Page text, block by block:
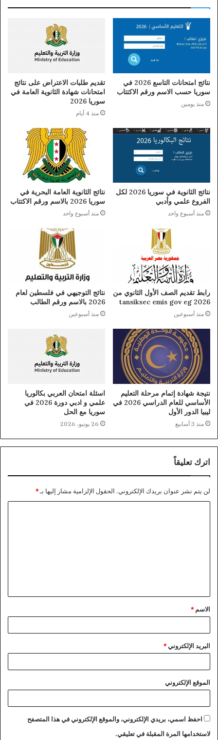
نتائج امتحانات التاسع 2026 في
سوريا حسب الاسم ورقم الاكتتاب
منذ يومين
تقديم طلبات الاعتراض على نتائج
امتحانات شهادة الثانوية العامة في
سوريا 2026
منذ 4 أيام
نتائج الثانوية في سوريا 2026 لكل
الفروع علمي وأدبي
منذ أسبوع واحد
نتائج الثانوية العامة البحرية في
سوريا 2026 بالاسم ورقم الاكتتاب
منذ أسبوع واحد
رابط تقديم الصف الأول الثانوي من
tansiksec emis gov eg 2026
منذ أسبوعين
نتائج التوجيهي في فلسطين لعام
2026 بالاسم ورقم الطالب
منذ أسبوعين
نتيجة شهادة إتمام مرحلة التعليم
الأساسي للعام الدراسي 2026 في
ليبيا الدور الأول
منذ 3 أسابيع
اسئلة امتحان العربي بكالوريا
علمي و ادبي دورة 2026 في
سوريا مع الحل
26 يونيو، 2026
اترك تعليقاً
لن يتم نشر عنوان بريدك الإلكتروني. الحقول الإلزامية مشار إليها بـ*
ق
*
الاسم *
البريد الإلكتروني*
الموقع الإلكتروني
احفظ اسمي، بريدي الإلكتروني، والموقع الإلكتروني في هذا المتصفح
لاستخدامها المرة المقبلة في تعليقي.